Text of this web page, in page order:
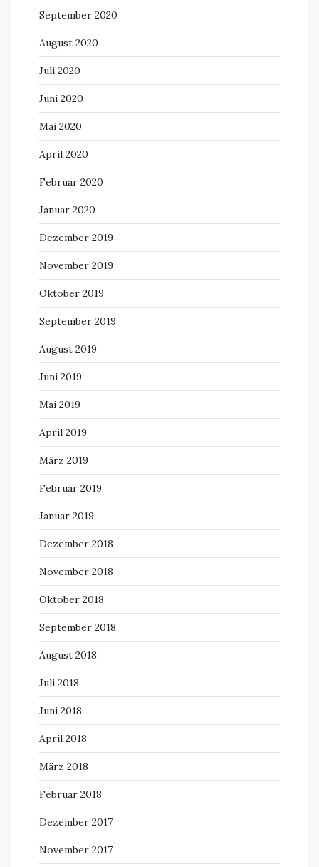
September 2020
August 2020
Juli 2020
Juni 2020
Mai 2020
April 2020
Februar 2020
Januar 2020
Dezember 2019
November 2019
Oktober 2019
September 2019
August 2019
Juni 2019
Mai 2019
April 2019
März 2019
Februar 2019
Januar 2019
Dezember 2018
November 2018
Oktober 2018
September 2018
August 2018
Juli 2018
Juni 2018
April 2018
März 2018
Februar 2018
Dezember 2017
November 2017